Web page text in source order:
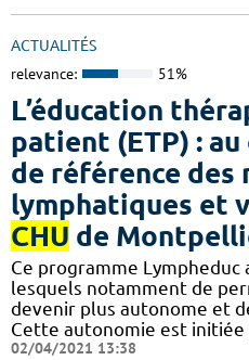
ACTUALITÉS
relevance: 51%
L’éducation
patient (ETP) :
de référence des
lymphatiques et
CHU de
Ce programme
lesquels notamment de
devenir plus autonome et
Cette autonomie est initiée
02/04/2021 13:38